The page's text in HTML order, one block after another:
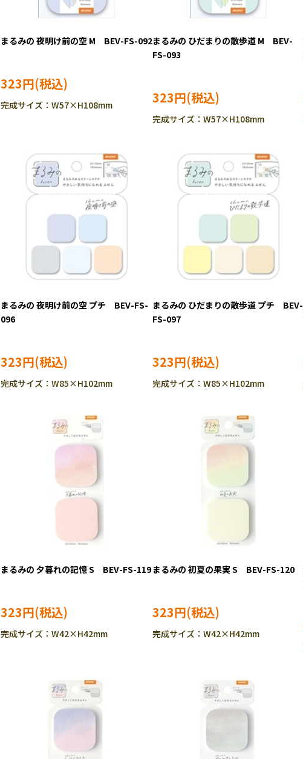
まるみの 夜明け前の空 M BEV-FS-092
323円
完成サイズ：W57×H108mm
まるみの ひだまりの散歩道 M BEV-
FS-093
323円
完成サイズ：W57×H108mm
まるみの 夜明け前の空 プチ BEV-FS-
096
323円
完成サイズ：W85×H102mm
まるみの ひだまりの散歩道 プチ BEV-
FS-097
323円
完成サイズ：W85×H102mm
まるみの 夕暮れの記憶 S BEV-FS-119
323円
完成サイズ：W42×H42mm
まるみの 初夏の果実 S BEV-FS-120
323円
完成サイズ：W42×H42mm